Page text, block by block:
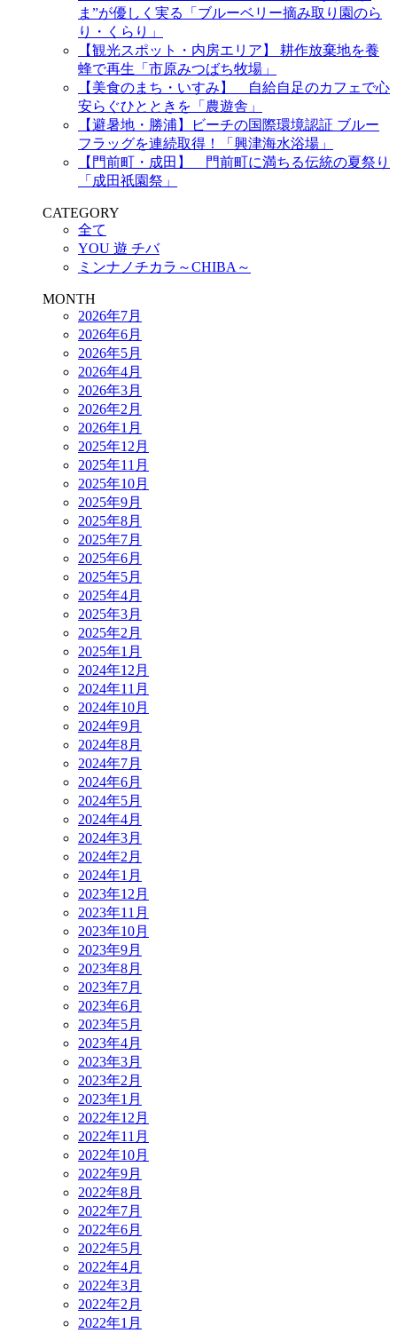
ま”が優しく実る「ブルーベリー摘み取り園のら
り・くらり」
【観光スポット・内房エリア】 耕作放棄地を養
蜂で再生「市原みつばち牧場」
【美食のまち・いすみ】 自給自足のカフェで心
安らぐひとときを「農遊舎」
【避暑地・勝浦】ビーチの国際環境認証 ブルー
フラッグを連続取得！「興津海水浴場」
【門前町・成田】 門前町に満ちる伝統の夏祭り
「成田祇園祭」
CATEGORY
全て
YOU 遊 チバ
ミンナノチカラ～CHIBA～
MONTH
2026年7月
2026年6月
2026年5月
2026年4月
2026年3月
2026年2月
2026年1月
2025年12月
2025年11月
2025年10月
2025年9月
2025年8月
2025年7月
2025年6月
2025年5月
2025年4月
2025年3月
2025年2月
2025年1月
2024年12月
2024年11月
2024年10月
2024年9月
2024年8月
2024年7月
2024年6月
2024年5月
2024年4月
2024年3月
2024年2月
2024年1月
2023年12月
2023年11月
2023年10月
2023年9月
2023年8月
2023年7月
2023年6月
2023年5月
2023年4月
2023年3月
2023年2月
2023年1月
2022年12月
2022年11月
2022年10月
2022年9月
2022年8月
2022年7月
2022年6月
2022年5月
2022年4月
2022年3月
2022年2月
2022年1月